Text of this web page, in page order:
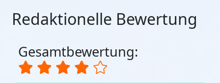
Redaktionelle Bewertung
Gesamtbewertung: